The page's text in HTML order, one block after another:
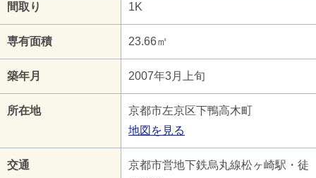
間取り 1K
専有面積 23.66㎡
築年月 2007年3月上旬
所在地
京都市左京区下鴨高木町
地図を見る
交通
京都市営地下鉄烏丸線松ヶ崎駅・徒